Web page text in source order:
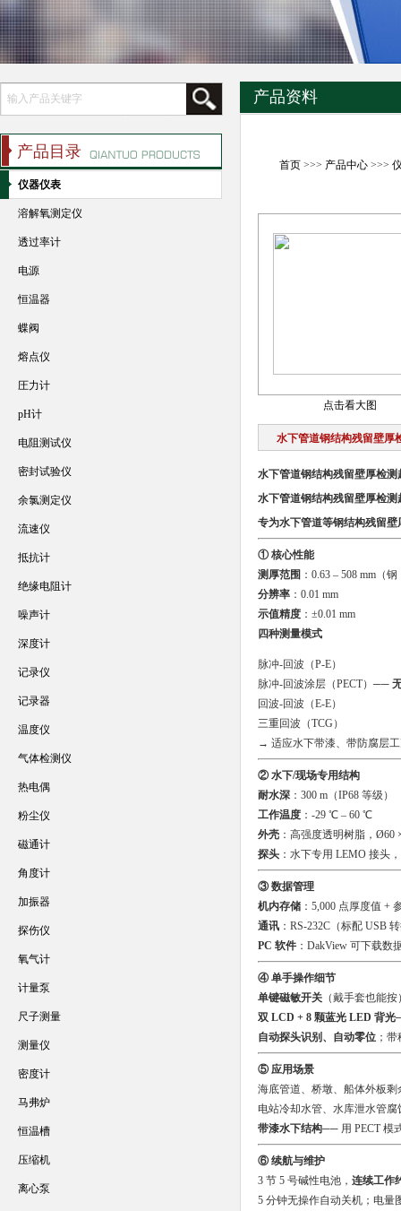
产品资料
首页>>> 产品中心>>>
点击看大图
水下管道钢结构残留壁厚
水下管道钢结构残留壁厚检测
水下管道钢结构残留壁厚检测
专为水下管道等钢结构残留
① 核心性能
测厚范围 ：0.63 – 508 mm（
分辨率：0.01 mm
示值精度：±0.01 mm
四种测量模式
脉冲-回波（P-E）
脉冲-回波涂层（PECT）──
回波-回波（E-E）
三重回波（TCG）
→ 适应水下带漆、带防腐层
② 水下/现场专用结构
耐水深：300 m（IP68 等级）
工作温度：-29 ℃ – 60 ℃
外壳：高强度透明树脂，Ø60
探头：水下专用 LEMO 接头
③ 数据管理
机内存储：5,000 点厚度值 +
通讯：RS-232C（标配 USB
PC 软件：DakView 可下载数
④ 单手操作细节
单键磁敏开关（戴手套也能按
双 LCD + 8 颗蓝光 LED 背光
自动探头识别、自动零位；带
⑤ 应用场景
海底管道、桥墩、船体外板剩
电站冷却水管、水库泄水管腐
带漆水下结构── 用 PECT 模
⑥ 续航与维护
3 节 5 号碱性电池， 连续工作
5 分钟无操作自动关机；电量
产品目录
仪器仪表
溶解氧测定仪
透过率计
电源
恒温器
蝶阀
熔点仪
圧力计
pH计
电阻测试仪
密封试验仪
余氯测定仪
流速仪
抵抗计
绝缘电阻计
噪声计
深度计
记录仪
记录器
温度仪
气体检测仪
热电偶
粉尘仪
磁通计
角度计
加振器
探伤仪
氧气计
计量泵
尺子测量
测量仪
密度计
马弗炉
恒温槽
压缩机
离心泵